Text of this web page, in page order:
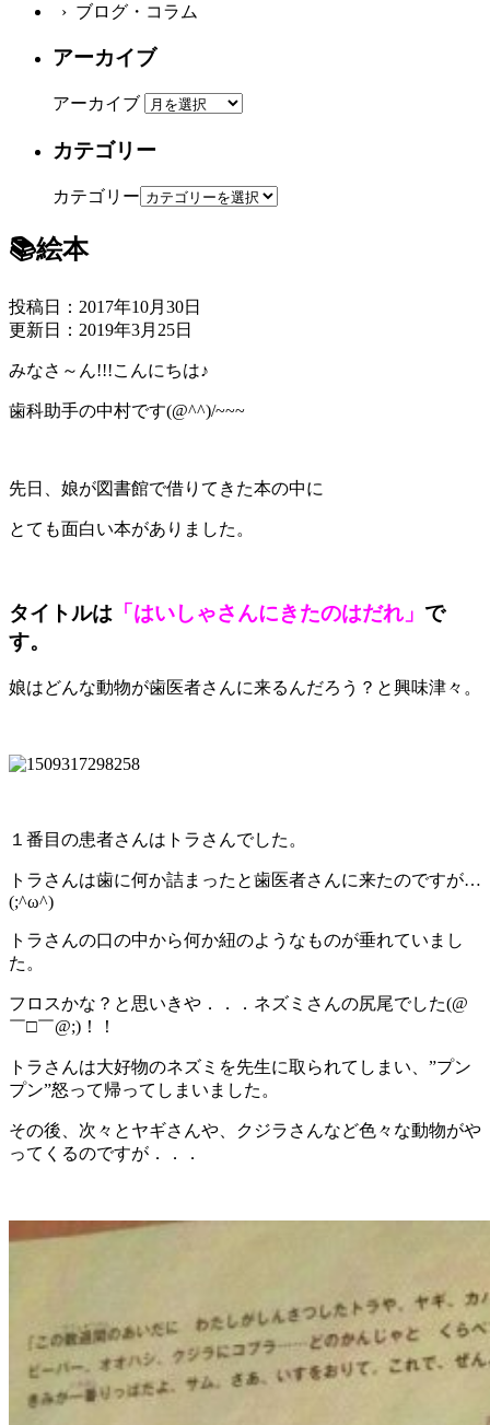
› ブログ・コラム
アーカイブ
アーカイブ
カテゴリー
カテゴリー
📚絵本
投稿日：2017年10月30日
更新日：2019年3月25日
みなさ～ん!!!こんにちは♪
歯科助手の中村です(@^^)/~~~
先日、娘が図書館で借りてきた本の中に
とても面白い本がありました。
タイトルは 「はいしゃさんにきたのはだれ」 で
す。
娘はどんな動物が歯医者さんに来るんだろう？と興味津々。
１番目の患者さんはトラさんでした。
トラさんは歯に何か詰まったと歯医者さんに来たのですが…
(;^ω^)
トラさんの口の中から何か紐のようなものが垂れていまし
た。
フロスかな？と思いきや．．．ネズミさんの尻尾でした(@
￣□￣@;)！！
トラさんは大好物のネズミを先生に取られてしまい、”プン
プン”怒って帰ってしまいました。
その後、次々とヤギさんや、クジラさんなど色々な動物がや
ってくるのですが．．．